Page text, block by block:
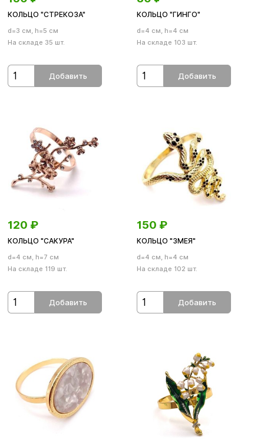
КОЛЬЦО "СТРЕКОЗА"
d=3 см, h=5 см
На складе 35 шт.
Добавить
КОЛЬЦО "ГИНГО"
d=4 см, h=4 см
На складе 103 шт.
Добавить
120 ₽
КОЛЬЦО "САКУРА"
d=4 см, h=7 см
На складе 119 шт.
Добавить
150 ₽
КОЛЬЦО "ЗМЕЯ"
d=4 см, h=4 см
На складе 102 шт.
Добавить